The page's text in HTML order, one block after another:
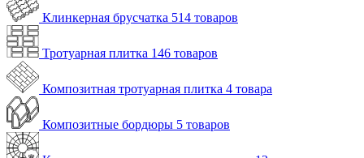
Клинкерная брусчатка 514 товаров
Тротуарная плитка 146 товаров
Композитная тротуарная плитка 4 товара
Композитные бордюры 5 товаров